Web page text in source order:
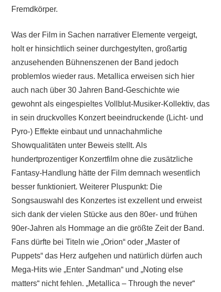
Fremdkörper.
Was der Film in Sachen narrativer Elemente vergeigt,
holt er hinsichtlich seiner durchgestylten, großartig
anzusehenden Bühnenszenen der Band jedoch
problemlos wieder raus. Metallica erweisen sich hier
auch nach über 30 Jahren Band-Geschichte wie
gewohnt als eingespieltes Vollblut-Musiker-Kollektiv, das
in sein druckvolles Konzert beeindruckende (Licht- und
Pyro-) Effekte einbaut und unnachahmliche
Showqualitäten unter Beweis stellt. Als
hundertprozentiger Konzertfilm ohne die zusätzliche
Fantasy-Handlung hätte der Film demnach wesentlich
besser funktioniert. Weiterer Pluspunkt: Die
Songsauswahl des Konzertes ist exzellent und erweist
sich dank der vielen Stücke aus den 80er- und frühen
90er-Jahren als Hommage an die größte Zeit der Band.
Fans dürfte bei Titeln wie „Orion“ oder „Master of
Puppets“ das Herz aufgehen und natürlich dürfen auch
Mega-Hits wie „Enter Sandman“ und „Noting else
matters“ nicht fehlen. „Metallica – Through the never“